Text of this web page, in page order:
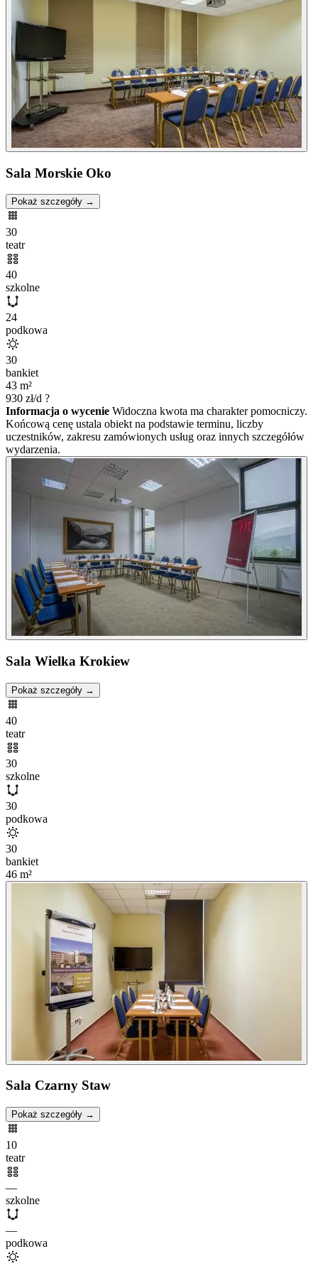
Sala Morskie Oko
Pokaż szczegóły →
30
teatr
40
szkolne
24
podkowa
30
bankiet
43 m²
930 zł/d ?
Informacja o wycenie Widoczna kwota ma charakter pomocniczy.
Końcową cenę ustala obiekt na podstawie terminu, liczby
uczestników, zakresu zamówionych usług oraz innych szczegółów
wydarzenia.
Sala Wielka Krokiew
Pokaż szczegóły →
40
teatr
30
szkolne
30
podkowa
30
bankiet
46 m²
Sala Czarny Staw
Pokaż szczegóły →
10
teatr
—
szkolne
—
podkowa